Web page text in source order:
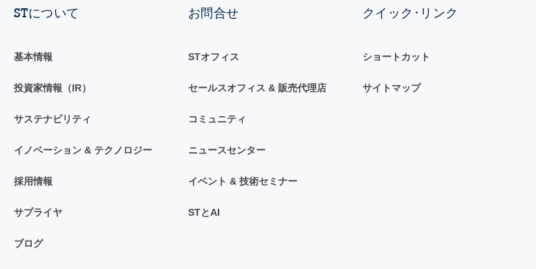
STについて
基本情報
投資家情報（IR）
サステナビリティ
イノベーション & テクノロジー
採用情報
サプライヤ
ブログ
お問合せ
STオフィス
セールスオフィス & 販売代理店
コミュニティ
ニュースセンター
イベント & 技術セミナー
STとAI
クイック･リンク
ショートカット
サイトマップ